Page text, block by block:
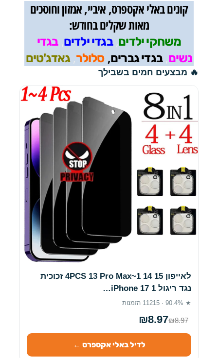
קונים באלי אקספרס, איביי, אמזון וחוסכים
מאות שקלים בחודש:
משחקי ילדים,בגדי ילדים,בגדי
נשים,בגדי גברים, סלולר,גאדג'טים
🔥 מבצעים חמים בשבילך
לאייפון 15 14 1~4PCS 13 Pro Max זכוכית
נגד ריגול iPhone 17 1…
★ 90.4% · 11215 הזמנות
₪8.97₪8.97
לדיל באלי אקספרס ←